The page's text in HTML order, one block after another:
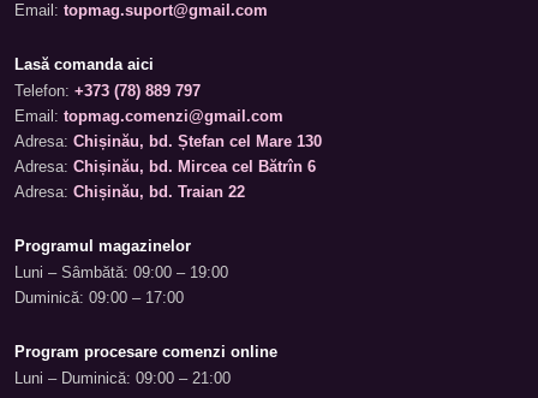
Email: topmag.suport@gmail.com
Lasă comanda aici
Telefon: +373 (78) 889 797
Email: topmag.comenzi@gmail.com
Adresa: Chișinău, bd. Ștefan cel Mare 130
Adresa: Chișinău, bd. Mircea cel Bătrîn 6
Adresa: Chișinău, bd. Traian 22
Programul magazinelor
Luni – Sâmbătă: 09:00 – 19:00
Duminică: 09:00 – 17:00
Program procesare comenzi online
Luni – Duminică: 09:00 – 21:00